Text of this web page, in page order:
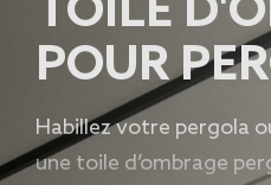
TOILE
POUR
Habillez votre pergola
une toile d’ombrage